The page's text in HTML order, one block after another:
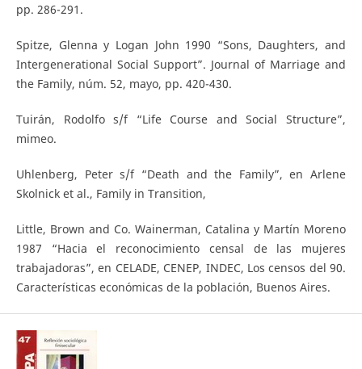
pp. 286-291.
Spitze, Glenna y Logan John 1990 “Sons, Daughters, and
Intergenerational Social Support”. Journal of Marriage and
the Family, núm. 52, mayo, pp. 420-430.
Tuirán, Rodolfo s/f “Life Course and Social Structure”,
mimeo.
Uhlenberg, Peter s/f “Death and the Family”, en Arlene
Skolnick et al., Family in Transition,
Little, Brown and Co. Wainerman, Catalina y Martín Moreno
1987 “Hacia el reconocimiento censal de las mujeres
trabajadoras”, en CELADE, CENEP, INDEC, Los censos del 90.
Características económicas de la población, Buenos Aires.